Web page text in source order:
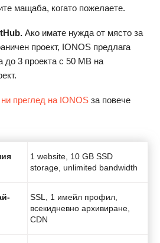
мащаба, когато пожелаете.
Ако имате нужда от място за
проект, IONOS предлага
до 3 проекта с 50 MB на
преглед на IONOS за повече
1 website, 10 GB SSD
storage, unlimited bandwidth
SSL, 1 имейл профил,
всекидневно архивиране,
CDN